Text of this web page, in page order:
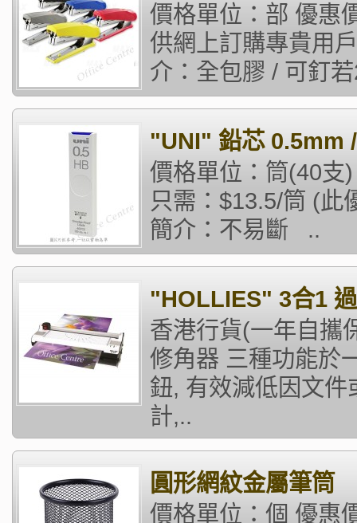
價格單位：部 優惠
供網上訂購專貴用
介：全包膠 / 可釘
"UNI" 鉛芯 0.5mm
價格單位：筒(40支
只需：$13.5/筒 (此
簡介：不易斷 ..
"HOLLIES" 3合1
香港行貨(一年自攜
修角器 三種功能於
鈕, 有效減低因文
計,..
圓形網紋金屬筆筒
價格單位：個 優惠